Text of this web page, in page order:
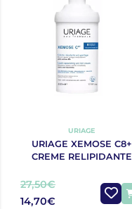
URIAGE
URIAGE XEMOSE C8+
CREME RELIPIDANTE
27,50€
14,70€